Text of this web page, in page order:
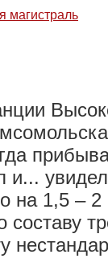
магистраль
и...
на 1,5 –